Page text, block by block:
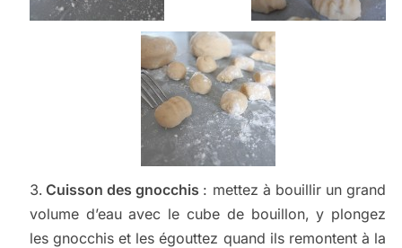
Cuisson des gnocchis : mettez à bouillir un grand
volume d’eau avec le cube de bouillon, y plongez
les gnocchis et les égouttez quand ils remontent à la